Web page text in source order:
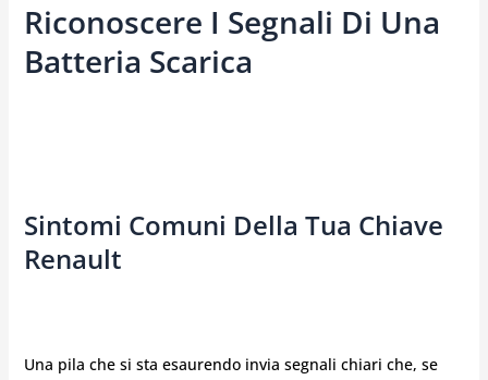
Riconoscere I Segnali Di Una
Batteria Scarica
Sintomi Comuni Della Tua Chiave
Renault
Una pila che si sta esaurendo invia segnali chiari che, se